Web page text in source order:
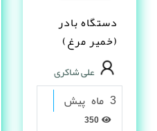
دستگاه بادر
(خمیر مرغ)
علی شاکری
3 ماه پیش